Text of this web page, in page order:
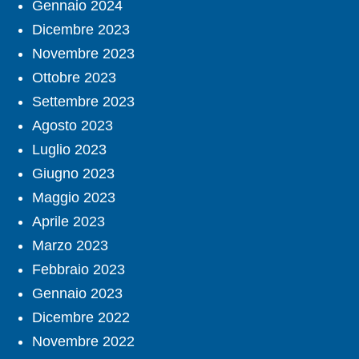
Gennaio 2024
Dicembre 2023
Novembre 2023
Ottobre 2023
Settembre 2023
Agosto 2023
Luglio 2023
Giugno 2023
Maggio 2023
Aprile 2023
Marzo 2023
Febbraio 2023
Gennaio 2023
Dicembre 2022
Novembre 2022